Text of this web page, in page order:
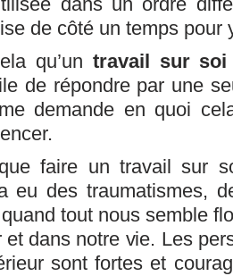
de côté un temps pour
qu’un travail sur soi
de répondre par une
demande en quoi
faire un travail sur
eu des traumatismes,
tout nous semble
et dans notre vie. Les
sont fortes et